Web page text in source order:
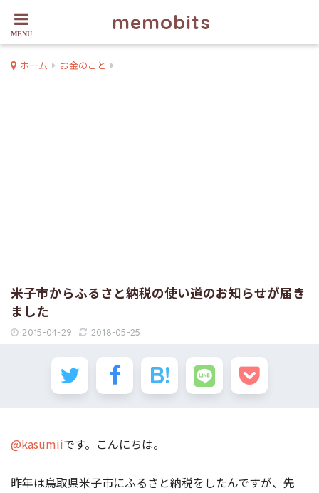
memobits
ホーム お金のこと
米子市からふるさと納税の使い道のお知らせが届き
ました
2015-04-29 2018-05-25
@kasumiiです。こんにちは。
昨年は鳥取県米子市にふるさと納税をしたんですが、先